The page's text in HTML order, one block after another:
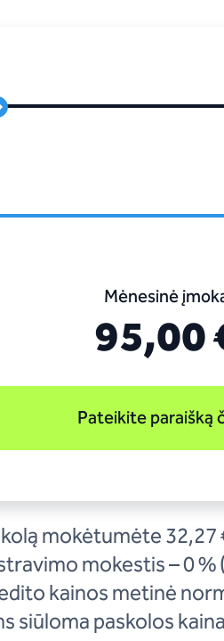
Mėnesinė
95,00
Pateikite paraišką
mokėtumėte
mokestis – 0
kainos metinė
siūloma paskolos